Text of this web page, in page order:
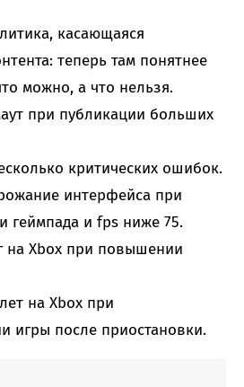
касающаяся
теперь там понятнее
можно, а что нельзя.
при публикации больших
критических ошибок.
интерфейса при
геймпада и fps ниже 75.
на Xbox при повышении
на Xbox при
игры после приостановки.